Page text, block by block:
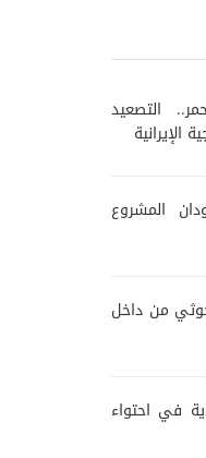
التصعيد
الإيرانية
المشروع
من داخل
في احتواء